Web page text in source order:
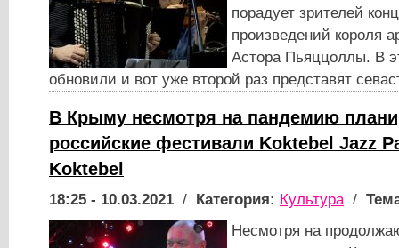
порадует зрителей
произведений короля
Астора Пьяццоллы. В
обновили и вот уже второй раз представят
В Крыму несмотря на пандемию
российские фестивали Koktebel Jazz
Koktebel
18:25 - 10.03.2021 / Категория: Культура/
Несмотря на